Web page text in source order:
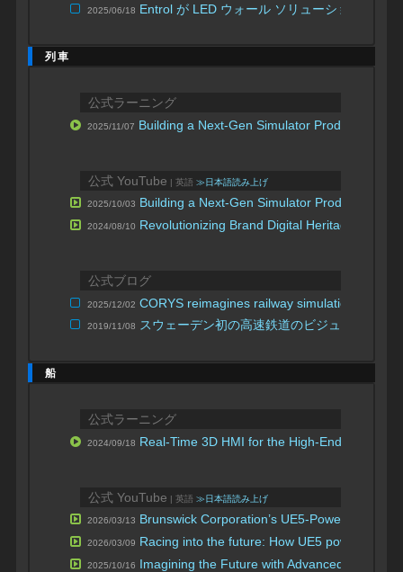
2025/06/18 Entrol が LED ウォール ソリューションでフ
列車
公式ラーニング
2025/11/07 Building a Next-Gen Simulator Production
公式 YouTube | 英語 ≫日本語読み上げ
2025/10/03 Building a Next-Gen Simulator Production
2024/08/10 Revolutionizing Brand Digital Heritage:
公式ブログ
2025/12/02 CORYS reimagines railway simulation with
2019/11/08 スウェーデン初の高速鉄道のビジュアライゼ
船
公式ラーニング
2024/09/18 Real-Time 3D HMI for the High-End Yacht
公式 YouTube | 英語 ≫日本語読み上げ
2026/03/13 Brunswick Corporation’s UE5-Powered
2026/03/09 Racing into the future: How UE5 powers the
2025/10/16 Imagining the Future with Advanced Design